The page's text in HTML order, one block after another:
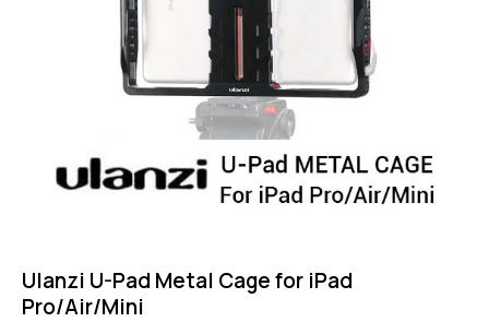
Ulanzi U-Pad Metal Cage for iPad
Pro/Air/Mini